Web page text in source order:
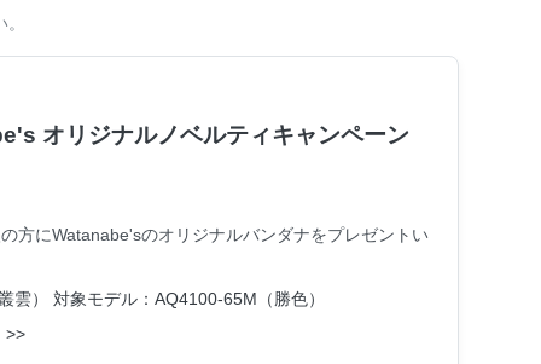
オリジナルノベルティキャンペーン
方にWatanabe'sのオリジナルバンダナをプレゼントい
雲）
対象モデル：AQ4100-65M（勝色）
>>